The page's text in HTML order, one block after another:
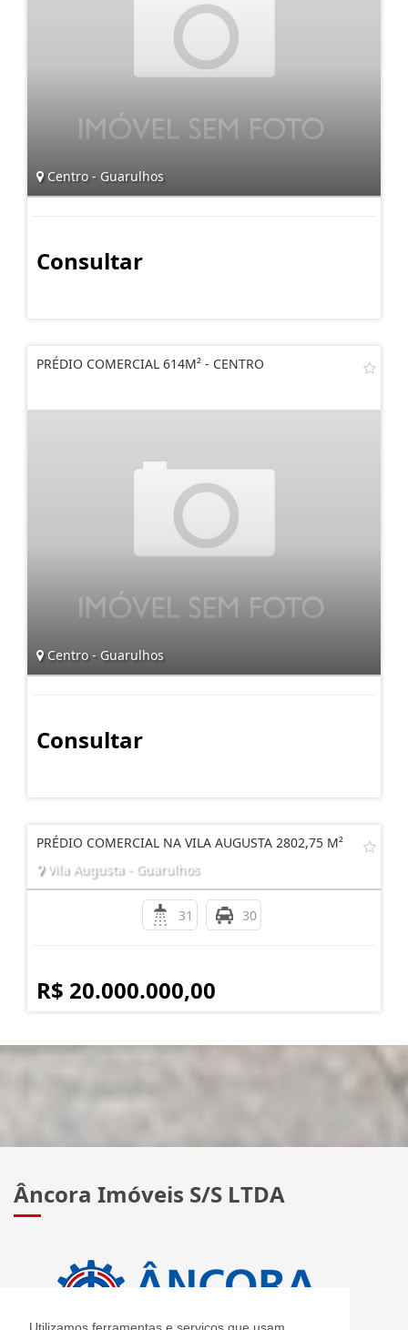
Centro - Guarulhos
Consultar
PRÉDIO COMERCIAL 614M² - CENTRO
Centro - Guarulhos
Consultar
PRÉDIO COMERCIAL NA VILA AUGUSTA 2802,75 M²
Vila Augusta - Guarulhos
31 30
R$ 20.000.000,00
Âncora Imóveis S/S LTDA